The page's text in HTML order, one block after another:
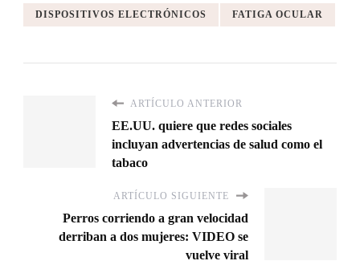
DISPOSITIVOS ELECTRÓNICOS FATIGA OCULAR
ARTÍCULO ANTERIOR
EE.UU. quiere que redes sociales
incluyan advertencias de salud como el
tabaco
ARTÍCULO SIGUIENTE
Perros corriendo a gran velocidad
derriban a dos mujeres: VIDEO se
vuelve viral